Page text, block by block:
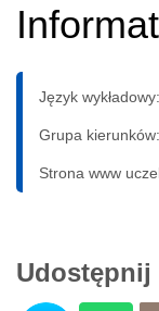
Język wykładowy:
Grupa kierunków:
Strona www
Udostępnij